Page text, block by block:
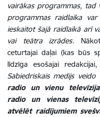
vairākas programmas,
programmas raidlaika var
ieskaitot šajā raidlaikā arī
vai teātra izrādes.
ceturtajai daļai (kas būs
līdzīga esošajai
Sabiedriskais medijs
radio un vienu
radio un vienas
atvēlēt raidījumiem